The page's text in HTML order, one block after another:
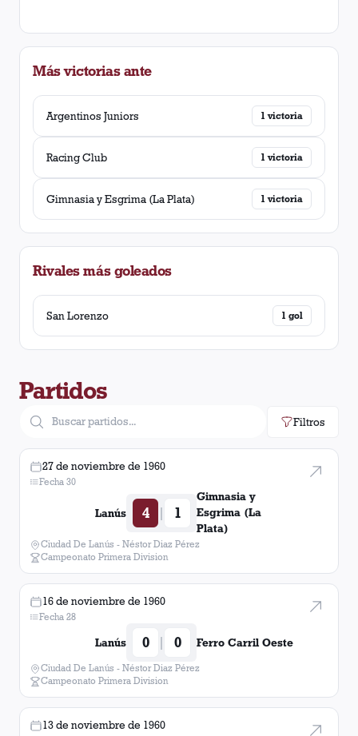
Más victorias ante
Argentinos Juniors 1 victoria
Racing Club 1 victoria
Gimnasia y Esgrima (La Plata) 1 victoria
Rivales más goleados
San Lorenzo 1 gol
Partidos
Filtros
27 de noviembre de 1960
Fecha 30
Lanús 4 | 1
Gimnasia y
Esgrima (La
Plata)
Ciudad De Lanús - Néstor Diaz Pérez
Campeonato Primera Division
16 de noviembre de 1960
Fecha 28
Lanús 0 | 0 Ferro Carril Oeste
Ciudad De Lanús - Néstor Diaz Pérez
Campeonato Primera Division
13 de noviembre de 1960